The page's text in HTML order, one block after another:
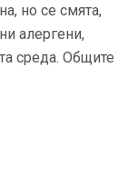
но се смята,
алергени,
среда. Общите